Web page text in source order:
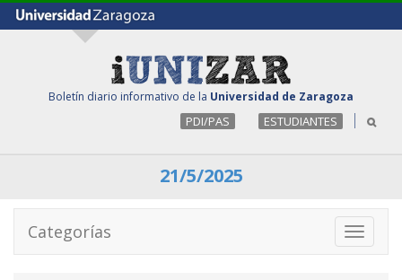
Boletín diario informativo de la Universidad de Zaragoza
PDI/PAS ESTUDIANTES
21/5/2025
Toggle
Categorías